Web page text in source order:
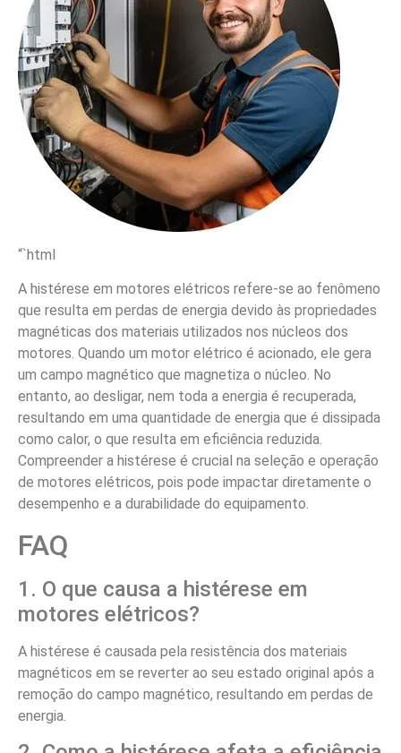
“`html
A histérese em motores elétricos refere-se ao fenômeno
que resulta em perdas de energia devido às propriedades
magnéticas dos materiais utilizados nos núcleos dos
motores. Quando um motor elétrico é acionado, ele gera
um campo magnético que magnetiza o núcleo. No
entanto, ao desligar, nem toda a energia é recuperada,
resultando em uma quantidade de energia que é dissipada
como calor, o que resulta em eficiência reduzida.
Compreender a histérese é crucial na seleção e operação
de motores elétricos, pois pode impactar diretamente o
desempenho e a durabilidade do equipamento.
FAQ
1. O que causa a histérese em
motores elétricos?
A histérese é causada pela resistência dos materiais
magnéticos em se reverter ao seu estado original após a
remoção do campo magnético, resultando em perdas de
energia.